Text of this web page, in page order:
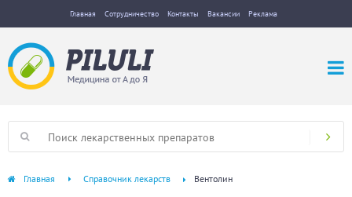
Главная Сотрудничество Контакты Вакансии Реклама
Главная Справочник лекарств Вентолин